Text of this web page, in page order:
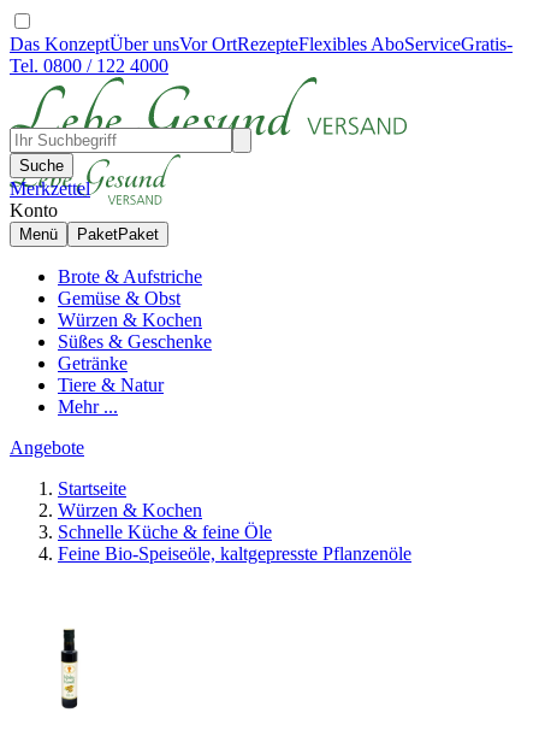
Das KonzeptÜber unsVor OrtRezepteFlexibles AboServiceGratis-
Tel. 0800 / 122 4000
Suche
Merkzettel
Konto
Menü PaketPaket
Brote & Aufstriche
Gemüse & Obst
Würzen & Kochen
Süßes & Geschenke
Getränke
Tiere & Natur
Mehr ...
Angebote
Startseite
Würzen & Kochen
Schnelle Küche & feine Öle
Feine Bio-Speiseöle, kaltgepresste Pflanzenöle